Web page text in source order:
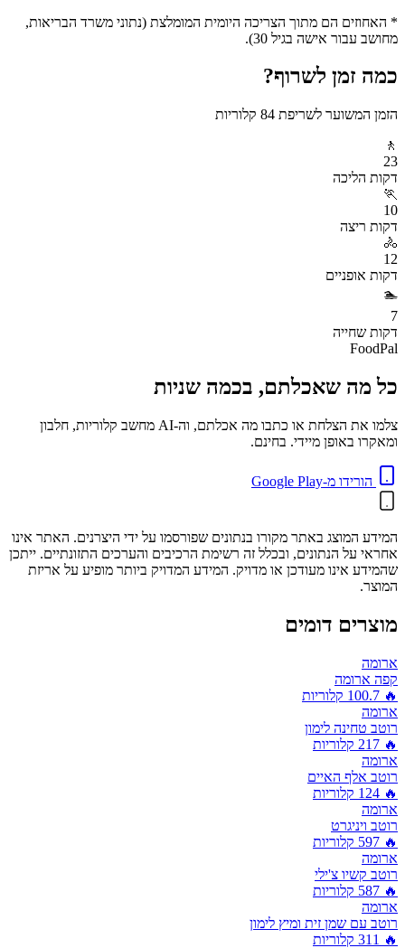
* האחוזים הם מתוך הצריכה היומית המומלצת (נתוני משרד הבריאות,
מחושב עבור אישה בגיל 30).
כמה זמן לשרוף?
הזמן המשוער לשריפת 84 קלוריות
🚶
23
דקות הליכה
🏃
10
דקות ריצה
🚴
12
דקות אופניים
🏊
7
דקות שחייה
FoodPal
כל מה שאכלתם, בכמה שניות
צלמו את הצלחת או כתבו מה אכלתם, וה-AI מחשב קלוריות, חלבון
ומאקרו באופן מיידי. בחינם.
הורידו מ-Google Play
המידע המוצג באתר מקורו בנתונים שפורסמו על ידי היצרנים. האתר אינו
אחראי על הנתונים, ובכלל זה רשימת הרכיבים והערכים התזונתיים. ייתכן
שהמידע אינו מעודכן או מדויק. המידע המדויק ביותר מופיע על אריזת
המוצר.
מוצרים דומים
ארומה
קפה ארומה
🔥
100.7 קלוריות
ארומה
רוטב טחינה לימון
🔥
217 קלוריות
ארומה
רוטב אלף האיים
🔥
124 קלוריות
ארומה
רוטב ויניגרט
🔥
597 קלוריות
ארומה
רוטב קשיו צ'ילי
🔥
587 קלוריות
ארומה
רוטב עם שמן זית ומיץ לימון
🔥
311 קלוריות